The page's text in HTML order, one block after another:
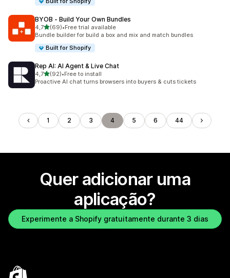
BYOB ‑ Build Your Own Bundles
4,7de 5 estrelas
(69)
69 total de avaliações
•Free trial available
Bundle builder for build a box and mix and match bundles
Built for Shopify
Rep AI: AI Agent & Live Chat
4,7de 5 estrelas
(92)
92 total de avaliações
•Free to install
Proactive AI chat turns browsers into buyers & cuts tickets
1 2 3 4 5 6 44
Quer adicionar uma
aplicação?
Experimente a Shopify gratuitamente durante 3 dias